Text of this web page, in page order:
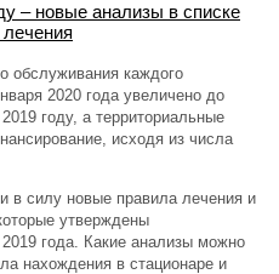
– новые анализы в списке
обслуживания каждого
2020 года увеличено до
году, а территориальные
исходя из числа
в силу новые правила лечения и
утверждены
года. Какие анализы можно
нахождения в стационаре и